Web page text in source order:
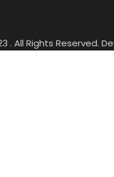
. All Rights Reserved.